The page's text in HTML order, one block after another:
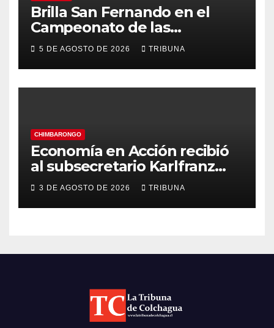
Brilla San Fernando en el
Campeonato de las
Américas: Academia de
Gimnasia Rítmica asegura su
pase a la final internacional
5 DE AGOSTO DE 2026 TRIBUNA
CHIMBARONGO
Economía en Acción recibió
al subsecretario Karlfranz
Koehler en Chimbarongo
3 DE AGOSTO DE 2026 TRIBUNA